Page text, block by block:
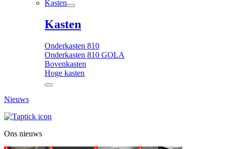
Kasten
Kasten
Onderkasten 810
Onderkasten 810 GOLA
Bovenkasten
Hoge kasten
Nieuws
Ons nieuws